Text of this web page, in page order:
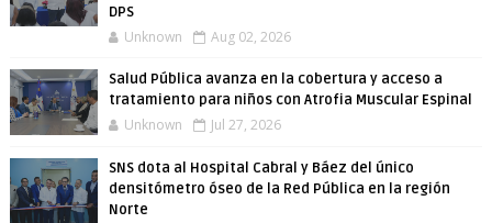
DPS
Unknown Aug 02, 2026
Salud Pública avanza en la cobertura y acceso a
tratamiento para niños con Atrofia Muscular Espinal
Unknown Jul 27, 2026
SNS dota al Hospital Cabral y Báez del único
densitómetro óseo de la Red Pública en la región
Norte